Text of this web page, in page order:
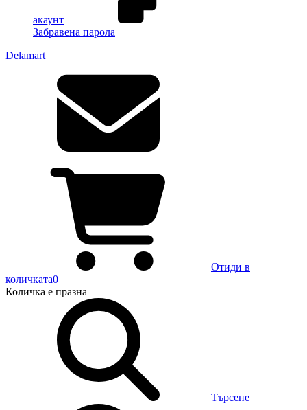
акаунт
Забравена парола
Delamart
Отиди в
количката0
Количка е празна
Търсене